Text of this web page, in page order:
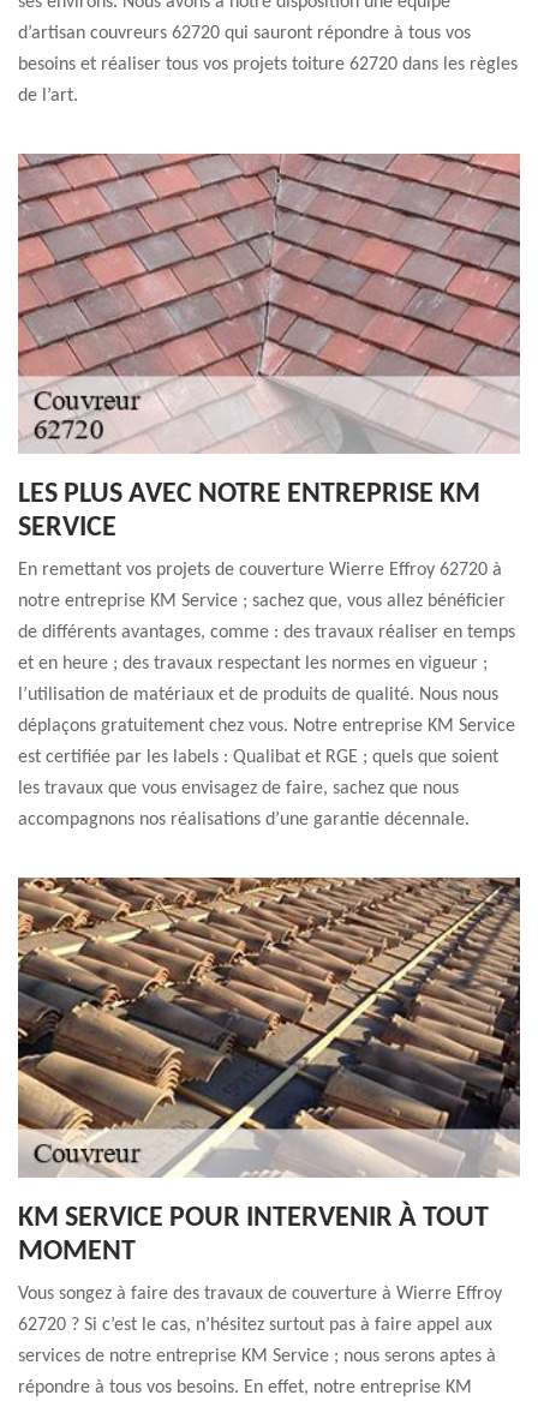
d’artisan couvreurs 62720 qui sauront répondre à tous vos
besoins et réaliser tous vos projets toiture 62720 dans les règles
de l’art.
LES PLUS AVEC NOTRE ENTREPRISE KM
SERVICE
En remettant vos projets de couverture Wierre Effroy 62720 à
notre entreprise KM Service ; sachez que, vous allez bénéficier
de différents avantages, comme : des travaux réaliser en temps
et en heure ; des travaux respectant les normes en vigueur ;
l’utilisation de matériaux et de produits de qualité. Nous nous
déplaçons gratuitement chez vous. Notre entreprise KM Service
est certifiée par les labels : Qualibat et RGE ; quels que soient
les travaux que vous envisagez de faire, sachez que nous
accompagnons nos réalisations d’une garantie décennale.
KM SERVICE POUR INTERVENIR À TOUT
MOMENT
Vous songez à faire des travaux de couverture à Wierre Effroy
62720 ? Si c’est le cas, n’hésitez surtout pas à faire appel aux
services de notre entreprise KM Service ; nous serons aptes à
répondre à tous vos besoins. En effet, notre entreprise KM